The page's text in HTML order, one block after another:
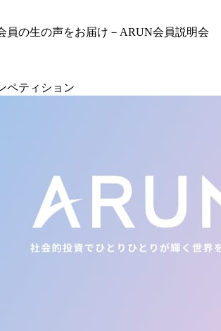
員の生の声をお届け－ARUN会員説明会
ペティション